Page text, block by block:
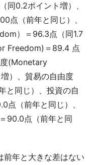
0.2ポイント増）、
点（前年と同じ）、
）＝96.3点（同1.7
Freedom)＝89.4 点
度(Monetary
）、貿易の自由度
と同じ）、投資の自
（前年と同じ）、
90.0点（前年と同
年と大きな差はない